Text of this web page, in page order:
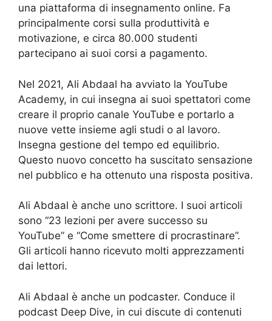
una piattaforma di insegnamento online. Fa
principalmente corsi sulla produttività e
motivazione, e circa 80.000 studenti
partecipano ai suoi corsi a pagamento.
Nel 2021, Ali Abdaal ha avviato la YouTube
Academy, in cui insegna ai suoi spettatori come
creare il proprio canale YouTube e portarlo a
nuove vette insieme agli studi o al lavoro.
Insegna gestione del tempo ed equilibrio.
Questo nuovo concetto ha suscitato sensazione
nel pubblico e ha ottenuto una risposta positiva.
Ali Abdaal è anche uno scrittore. I suoi articoli
sono “23 lezioni per avere successo su
YouTube” e “Come smettere di procrastinare”.
Gli articoli hanno ricevuto molti apprezzamenti
dai lettori.
Ali Abdaal è anche un podcaster. Conduce il
podcast Deep Dive, in cui discute di contenuti